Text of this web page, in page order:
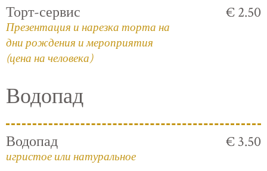
Торт-сервис
Презентация и нарезка торта на
дни рождения и мероприятия
(цена на человека)
€ 2.50
Водопад
Водопад
игристое или натуральное
€ 3.50